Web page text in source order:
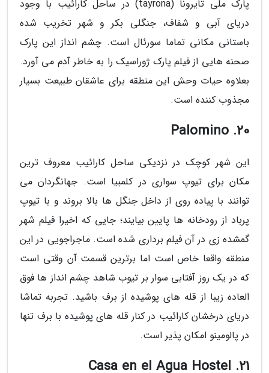
پارک ملی تایرونا (tayrona) در ساحل کارائیب با وجود
دریای آبی و شفاف، جنگلی بکر و شهر تخریب شده
باستانی مکانی تماما سورئال است. چشم انداز این پارک
صحنه هایی از فیلم پارک ژوراسیک را به خاطر آدم می آورد.
بعلاوه حیات وحش این منطقه برای عاشقان طبیعت بسیار
مجذوب کننده است.
20. Palomino
این شهر کوچک در نزدیکی ساحل کارائیب معروف ترین
مکان برای تیوپ سواری در کلمبیا است. جهانگردان می
توانند با پیاده روی از داخل جنگل ها بالا بروند و با تیوپ
پرباد از رودخانه ها پایین بیایند؛ جایی که اخیرا فیلم شهر
گمشده زی در آن فیلم برداری شده است. ماجراجویی در این
منطقه واقعا خاص است اما برترین قسمت آن وقتی است
که در یک روز آفتابی سوار بر تیوب شاهد چشم انداز ها فوق
العاده زیبا از قله های پوشیده از برف باشید. تجربه تماشا
دریای درخشان کارائیب در کنار قله های پوشیده با برف تنها
در پالومینو امکان پذیر است.
21. Casa en el Agua Hostel